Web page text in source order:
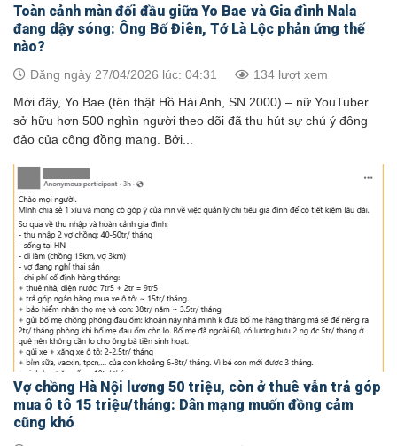
Toàn cảnh màn đối đầu giữa Yo Bae và Gia đình Nala
đang dậy sóng: Ông Bố Điên, Tớ Là Lộc phản ứng thế
nào?
Đăng ngày 27/04/2026 lúc: 04:31 134 lượt xem
Mới đây, Yo Bae (tên thật Hồ Hải Anh, SN 2000) – nữ YouTuber
sở hữu hơn 500 nghìn người theo dõi đã thu hút sự chú ý đông
đảo của cộng đồng mạng. Bởi...
Vợ chồng Hà Nội lương 50 triệu, còn ở thuê vẫn trả góp
mua ô tô 15 triệu/tháng: Dân mạng muốn đồng cảm
cũng khó